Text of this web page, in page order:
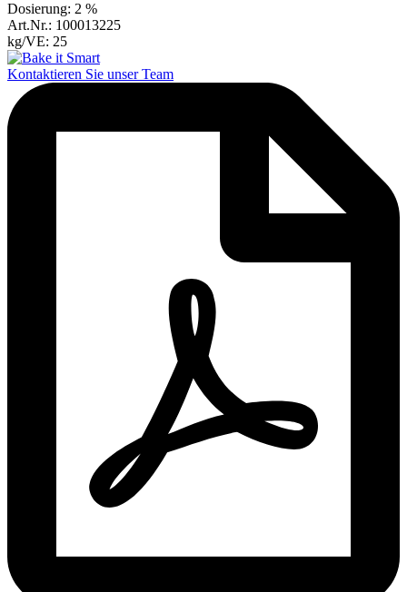
Dosierung: 2 %
Art.Nr.: 100013225
kg/VE: 25
Kontaktieren Sie unser Team